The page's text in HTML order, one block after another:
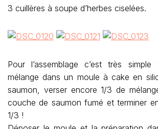
3 cuillères à soupe d’herbes ciselées.
Pour l’assemblage c’est très
mélange dans un moule à cake en
saumon, verser encore 1/3 de
couche de saumon fumé et terminer
1/3 !